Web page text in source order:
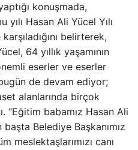
konuşmada,
Hasan Ali Yücel Yılı
belirterek,
64 yıllık yaşamının
eserler ve eserler
de devam ediyor;
alanlarında birçok
“Eğitim babamız Hasan Ali
Belediye Başkanımız
meslektaşlarımızı canı